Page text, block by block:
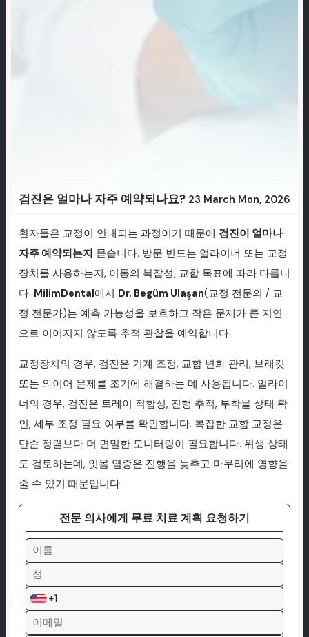
검진은 얼마나 자주 예약되나요? 23 March Mon, 2026
환자들은 교정이 안내되는 과정이기 때문에 검진이 얼마나
자주 예약되는지 묻습니다. 방문 빈도는 얼라이너 또는 교정
장치를 사용하는지, 이동의 복잡성, 교합 목표에 따라 다릅니
다. MilimDental에서 Dr. Begüm Ulaşan(교정 전문의 / 교
정 전문가)는 예측 가능성을 보호하고 작은 문제가 큰 지연
으로 이어지지 않도록 추적 관찰을 예약합니다.
교정장치의 경우, 검진은 기계 조정, 교합 변화 관리, 브래킷
또는 와이어 문제를 조기에 해결하는 데 사용됩니다. 얼라이
너의 경우, 검진은 트레이 적합성, 진행 추적, 부착물 상태 확
인, 세부 조정 필요 여부를 확인합니다. 복잡한 교합 교정은
단순 정렬보다 더 면밀한 모니터링이 필요합니다. 위생 상태
도 검토하는데, 잇몸 염증은 진행을 늦추고 마무리에 영향을
줄 수 있기 때문입니다.
전문 의사에게 무료 치료 계획 요청하기
+1